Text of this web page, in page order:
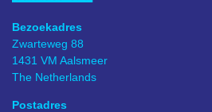
Bezoekadres
Zwarteweg 88
1431 VM Aalsmeer
The Netherlands
Postadres